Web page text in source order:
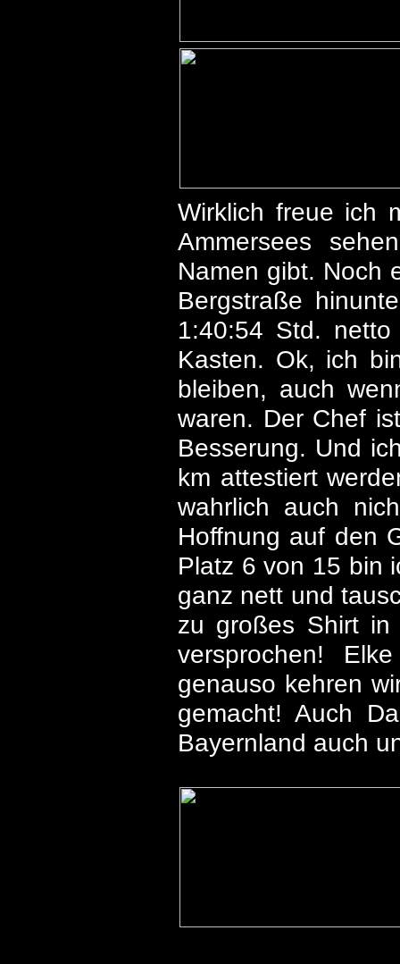
Wirklich freue ich
Ammersees
Namen gibt. Noch
Bergstraße
1:40:54 Std.
Kasten. Ok, ich
bleiben, auch
waren. Der Chef
Besserung. Und
km attestiert
wahrlich auch
Hoffnung auf den
Platz 6 von 15 bin
ganz nett und
zu großes Shirt
versprochen!
genauso kehren
gemacht! Auch
Bayernland auch